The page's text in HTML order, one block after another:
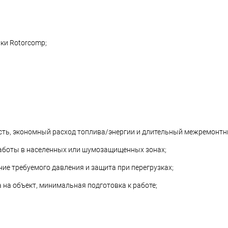
Rotorcomp;
экономный расход топлива/энергии и длительный
в населенных или шумозащищенных зонах;
требуемого давления и защита при перегрузках;
объект, минимальная подготовка к работе;